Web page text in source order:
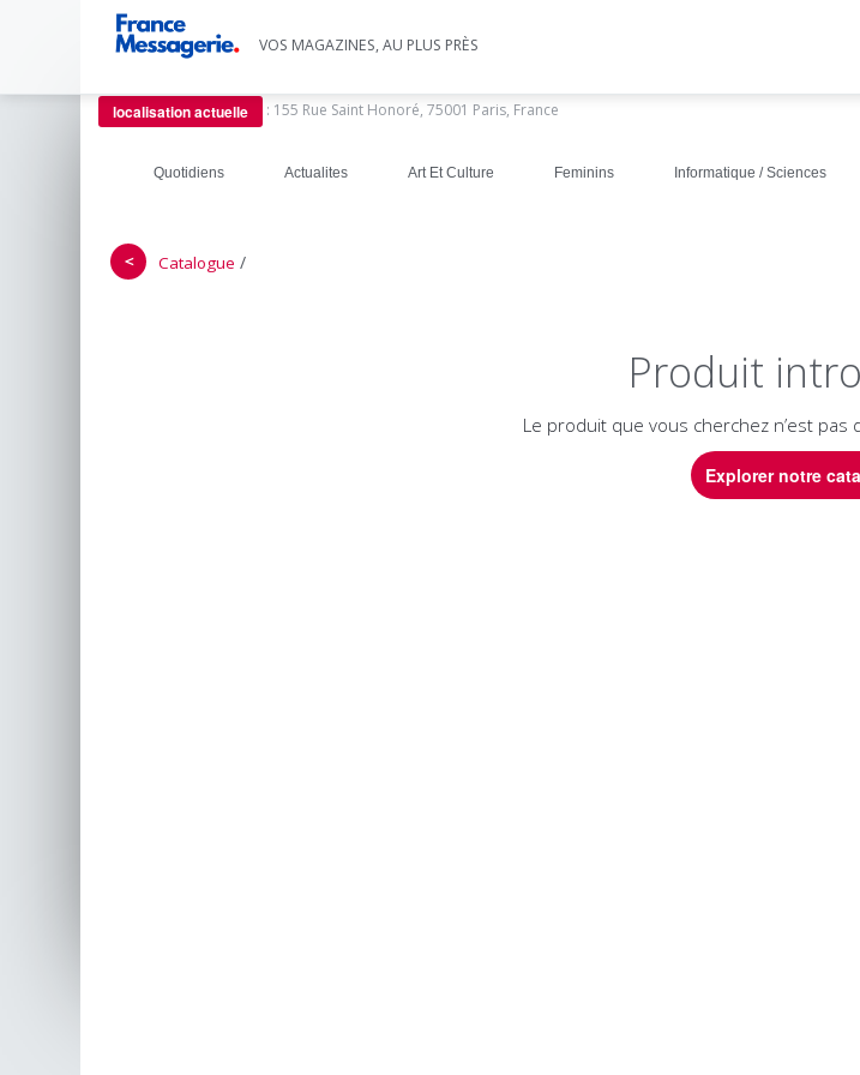
VOS MAGAZINES, AU PLUS PRÈS
localisation actuelle : 155 Rue Saint Honoré, 75001 Paris, France
Quotidiens Actualites Art Et Culture Feminins Informatique / Sciences
＜ Catalogue /
Produit
Le produit que vous cherchez n’est pas
Explorer notre